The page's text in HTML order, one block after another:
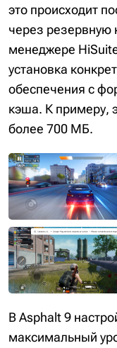
это происходит
через резервную
менеджере
установка
обеспечения с
кэша. К примеру,
более 700 МБ.
В Asphalt 9
максимальный